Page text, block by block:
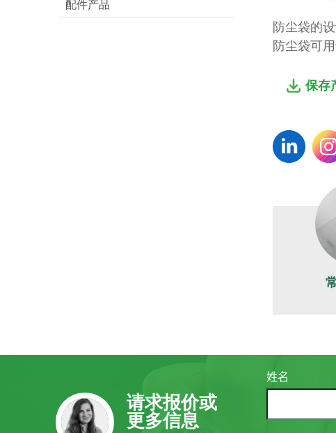
配件产品
防尘袋的
防尘袋可
保存
请求报价或
更多信息
姓名